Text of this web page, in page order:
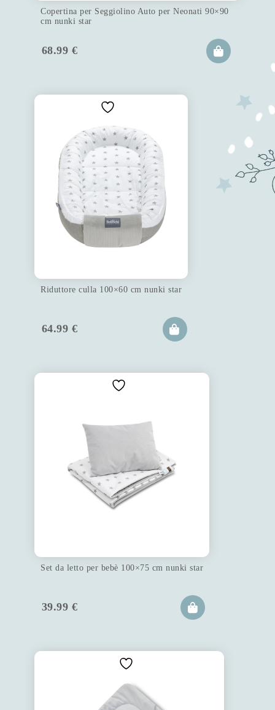
Copertina per Seggiolino Auto per Neonati 90×90
cm nunki star
68.99 €
Riduttore culla 100×60 cm nunki star
64.99 €
Set da letto per bebè 100×75 cm nunki star
39.99 €